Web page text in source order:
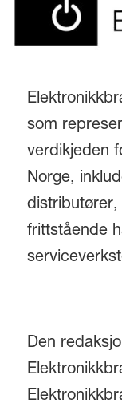
som
verdikjeden
Norge,
distributører,
frittstående
Den